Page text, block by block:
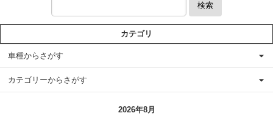
検索
カテゴリ
車種からさがす
カテゴリーからさがす
2026年8月